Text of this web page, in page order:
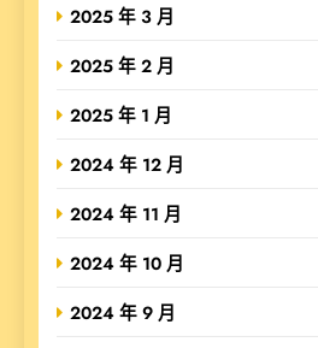
2025 年 3 月
2025 年 2 月
2025 年 1 月
2024 年 12 月
2024 年 11 月
2024 年 10 月
2024 年 9 月